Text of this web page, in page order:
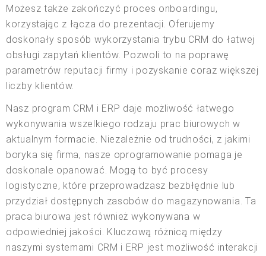
Możesz także zakończyć proces onboardingu,
korzystając z łącza do prezentacji. Oferujemy
doskonały sposób wykorzystania trybu CRM do łatwej
obsługi zapytań klientów. Pozwoli to na poprawę
parametrów reputacji firmy i pozyskanie coraz większej
liczby klientów.
Nasz program CRM i ERP daje możliwość łatwego
wykonywania wszelkiego rodzaju prac biurowych w
aktualnym formacie. Niezależnie od trudności, z jakimi
boryka się firma, nasze oprogramowanie pomaga je
doskonale opanować. Mogą to być procesy
logistyczne, które przeprowadzasz bezbłędnie lub
przydział dostępnych zasobów do magazynowania. Ta
praca biurowa jest również wykonywana w
odpowiedniej jakości. Kluczową różnicą między
naszymi systemami CRM i ERP jest możliwość interakcji